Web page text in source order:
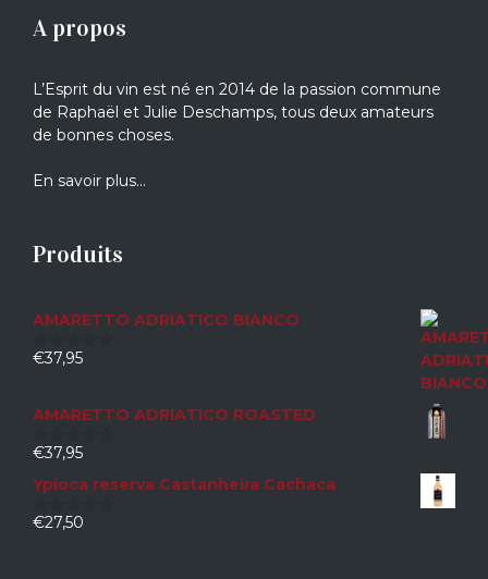
A propos
L’Esprit du vin est né en 2014 de la passion commune
de Raphaël et Julie Deschamps, tous deux amateurs
de bonnes choses.
En savoir plus…
Produits
AMARETTO ADRIATICO BIANCO
0
€37,95
AMARETTO ADRIATICO ROASTED
0
5
€37,95
Ypioca reserva Castanheira Cachaca
0
€27,50